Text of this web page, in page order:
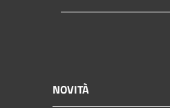
NOVITÀ